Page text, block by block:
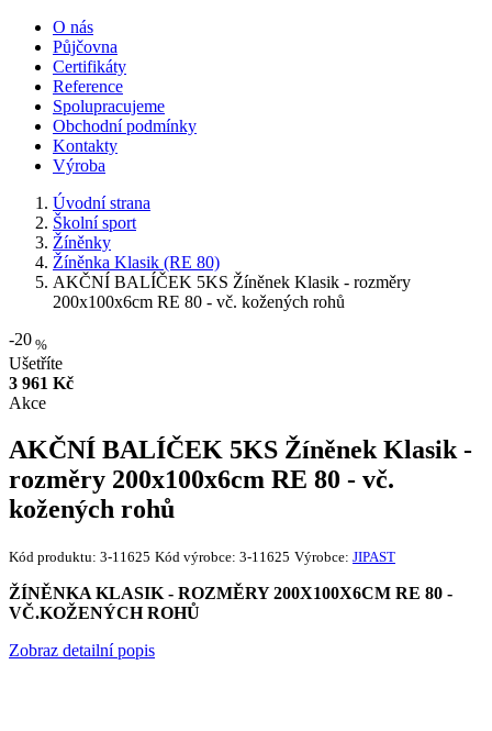
O nás
Půjčovna
Certifikáty
Reference
Spolupracujeme
Obchodní podmínky
Kontakty
Výroba
Úvodní strana
Školní sport
Žíněnky
Žíněnka Klasik (RE 80)
AKČNÍ BALÍČEK 5KS Žíněnek Klasik - rozměry
200x100x6cm RE 80 - vč. kožených rohů
-20 %
Ušetříte
3 961 Kč
Akce
AKČNÍ BALÍČEK 5KS Žíněnek Klasik -
rozměry 200x100x6cm RE 80 - vč.
kožených rohů
Kód produktu: 3-11625 Kód výrobce: 3-11625 Výrobce: JIPAST
ŽÍNĚNKA KLASIK - ROZMĚRY 200X100X6CM RE 80 -
VČ.KOŽENÝCH ROHŮ
Zobraz detailní popis